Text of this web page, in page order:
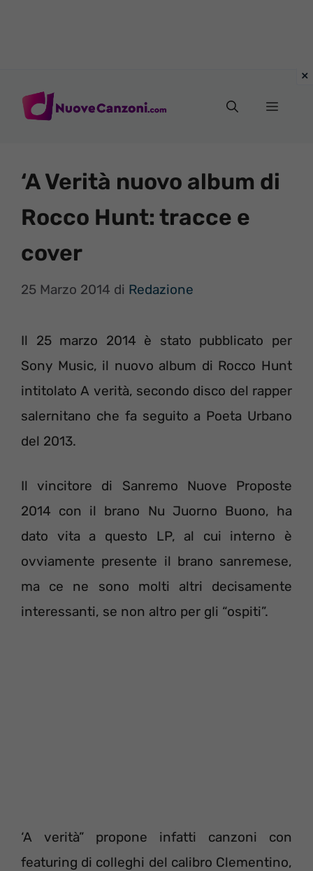
Menu
‘A Verità nuovo album di
Rocco Hunt: tracce e
cover
25 Marzo 2014 di Redazione
Il 25 marzo 2014 è stato pubblicato per
Sony Music, il nuovo album di Rocco Hunt
intitolato A verità, secondo disco del rapper
salernitano che fa seguito a Poeta Urbano
del 2013.
Il vincitore di Sanremo Nuove Proposte
2014 con il brano Nu Juorno Buono, ha
dato vita a questo LP, al cui interno è
ovviamente presente il brano sanremese,
ma ce ne sono molti altri decisamente
interessanti, se non altro per gli “ospiti”.
‘A verità” propone infatti canzoni con
featuring di colleghi del calibro Clementino,